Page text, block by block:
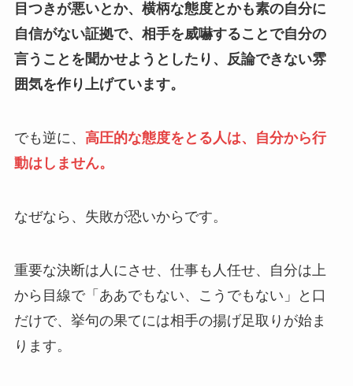
目つきが悪いとか、横柄な態度とかも素の自分に
自信がない証拠で、相手を威嚇することで自分の
言うことを聞かせようとしたり、反論できない雰
囲気を作り上げています。
でも逆に、 高圧的な態度をとる人は、自分から行
動はしません。
なぜなら、失敗が恐いからです。
重要な決断は人にさせ、仕事も人任せ、自分は上
から目線で「ああでもない、こうでもない」と口
だけで、挙句の果てには相手の揚げ足取りが始ま
ります。